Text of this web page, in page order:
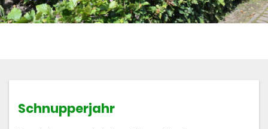
Schnupperjahr